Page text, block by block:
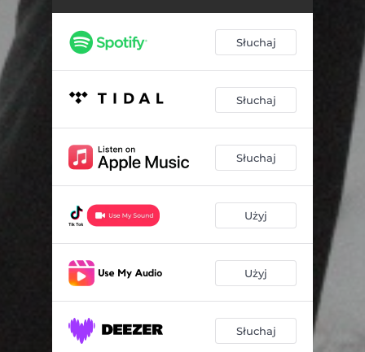
Słuchaj
Słuchaj
Słuchaj
Użyj
Użyj
Słuchaj